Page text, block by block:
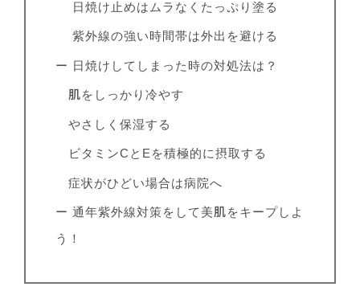
日焼け止めはムラなくたっぷり塗る
紫外線の強い時間帯は外出を避ける
ー 日焼けしてしまった時の対処法は？
肌をしっかり冷やす
やさしく保湿する
ビタミンCとEを積極的に摂取する
症状がひどい場合は病院へ
ー 通年紫外線対策をして美肌をキープしよ
う！